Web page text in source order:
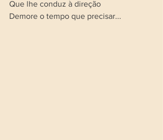
Que lhe conduz à direção
Demore o tempo que precisar...